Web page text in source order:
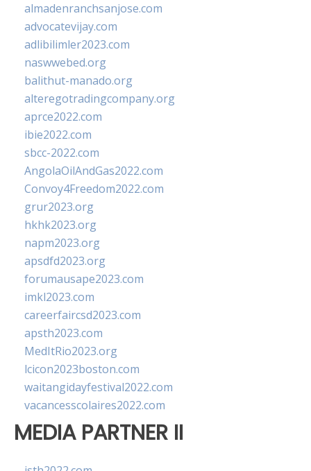
almadenranchsanjose.com
advocatevijay.com
adlibilimler2023.com
naswwebed.org
balithut-manado.org
alteregotradingcompany.org
aprce2022.com
ibie2022.com
sbcc-2022.com
AngolaOilAndGas2022.com
Convoy4Freedom2022.com
grur2023.org
hkhk2023.org
napm2023.org
apsdfd2023.org
forumausape2023.com
imkl2023.com
careerfaircsd2023.com
apsth2023.com
MedItRio2023.org
lcicon2023boston.com
waitangidayfestival2022.com
vacancesscolaires2022.com
MEDIA PARTNER II